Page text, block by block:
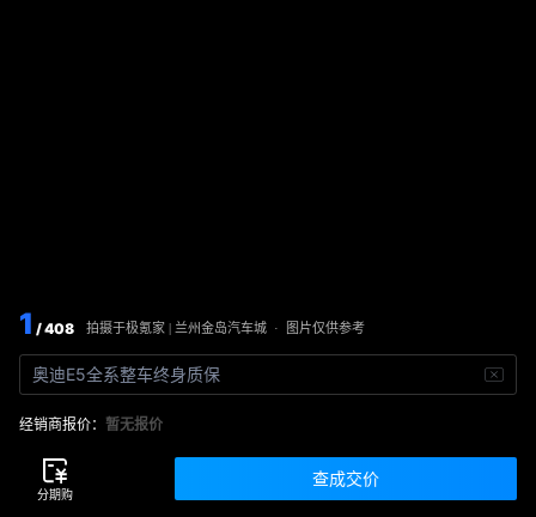
1 / 408 拍摄于极氪家 | 兰州金岛汽车城 · 图片仅供参考
奥迪E5全系整车终身质保
经销商报价： 暂无报价
查成交价